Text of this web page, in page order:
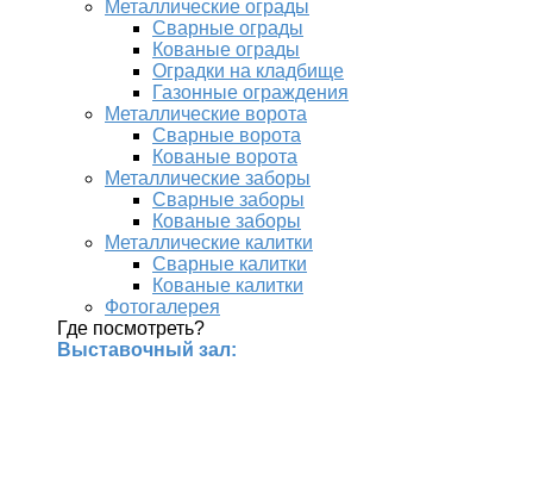
Металлические ограды
Сварные ограды
Кованые ограды
Оградки на кладбище
Газонные ограждения
Металлические ворота
Сварные ворота
Кованые ворота
Металлические заборы
Сварные заборы
Кованые заборы
Металлические калитки
Сварные калитки
Кованые калитки
Фотогалерея
Где посмотреть?
Выставочный зал: